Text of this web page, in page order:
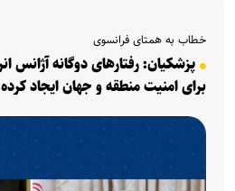
خطاب به همتای فرانسوی
پزشکیان: رفتارهای دوگانه آژانس
برای امنیت منطقه و جهان ایجاد